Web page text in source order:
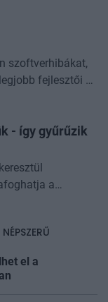
szoftverhibákat,
fejlesztői és
- így gyűrűzik
a
NÉPSZERŰ
el a